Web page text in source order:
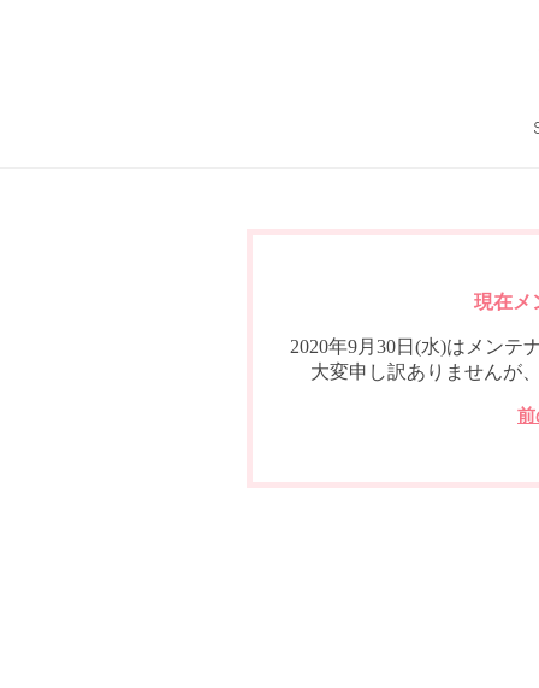
現在メ
2020年9月30日(水)はメンテ
大変申し訳ありませんが
前